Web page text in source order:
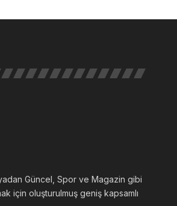
Güncel, Spor ve Magazin gibi
için oluşturulmuş geniş kapsamlı